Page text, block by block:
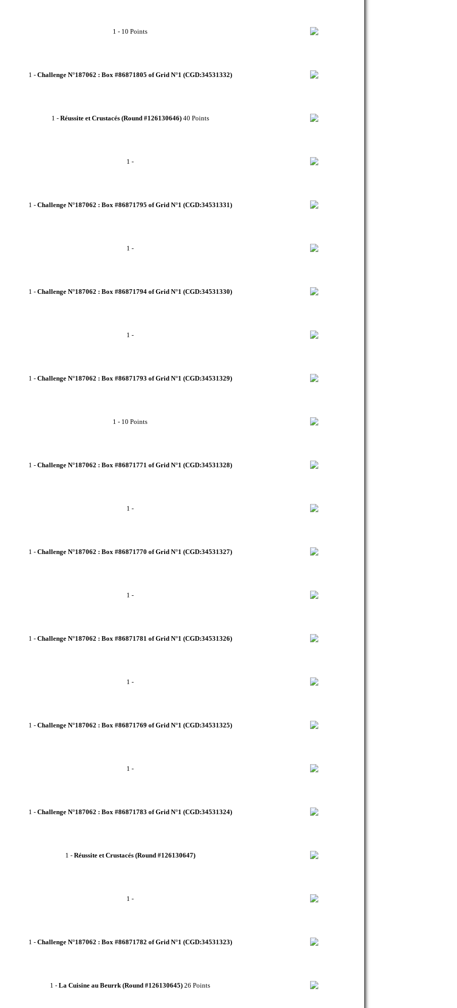
1 - 10 Points
1 - Challenge N°187062 : Box #86871805 of Grid N°1 (CGD:34531332)
1 - Réussite et Crustacés (Round #126130646)40 Points
1 -
1 - Challenge N°187062 : Box #86871795 of Grid N°1 (CGD:34531331)
1 -
1 - Challenge N°187062 : Box #86871794 of Grid N°1 (CGD:34531330)
1 -
1 - Challenge N°187062 : Box #86871793 of Grid N°1 (CGD:34531329)
1 - 10 Points
1 - Challenge N°187062 : Box #86871771 of Grid N°1 (CGD:34531328)
1 -
1 - Challenge N°187062 : Box #86871770 of Grid N°1 (CGD:34531327)
1 -
1 - Challenge N°187062 : Box #86871781 of Grid N°1 (CGD:34531326)
1 -
1 - Challenge N°187062 : Box #86871769 of Grid N°1 (CGD:34531325)
1 -
1 - Challenge N°187062 : Box #86871783 of Grid N°1 (CGD:34531324)
1 - Réussite et Crustacés (Round #126130647)
1 -
1 - Challenge N°187062 : Box #86871782 of Grid N°1 (CGD:34531323)
1 -La Cuisine au Beurrk (Round #126130645) 26 Points